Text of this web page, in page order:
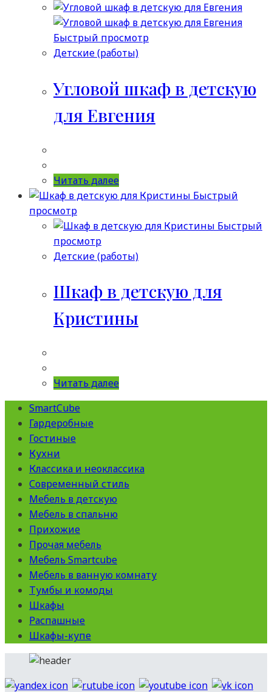
Быстрый просмотр
Детские (работы)
Угловой шкаф в детскую
для Евгения
Читать далее
Быстрый
просмотр
Быстрый
просмотр
Детские (работы)
Шкаф в детскую для
Кристины
Читать далее
SmartCube
Гардеробные
Гостиные
Кухни
Классика и неоклассика
Современный стиль
Мебель в детскую
Мебель в спальню
Прихожие
Прочая мебель
Мебель Smartcube
Мебель в ванную комнату
Тумбы и комоды
Шкафы
Распашные
Шкафы-купе